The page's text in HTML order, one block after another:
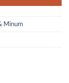
Minum